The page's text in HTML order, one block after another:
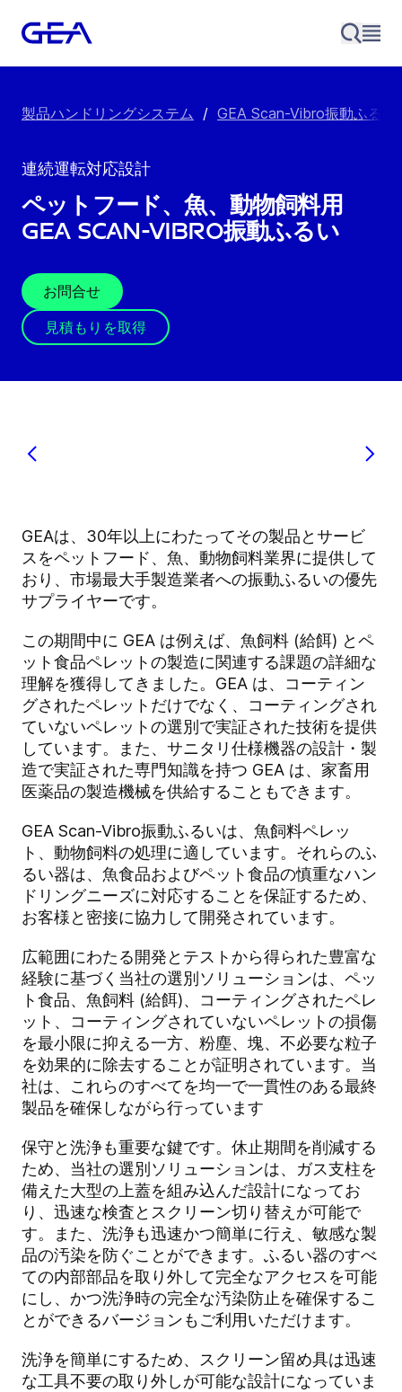
製品ハンドリングシステム / GEA Scan-Vibro振動ふるい
連続運転対応設計
ペットフード、魚、動物飼料用
GEA Scan-Vibro振動ふるい
お問合せ
見積もりを取得
GEAは、30年以上にわたってその製品とサービ
スをペットフード、魚、動物飼料業界に提供して
おり、市場最大手製造業者への振動ふるいの優先
サプライヤーです。
この期間中に GEA は例えば、魚飼料 (給餌) とペ
ット食品ペレットの製造に関連する課題の詳細な
理解を獲得してきました。GEA は、コーティン
グされたペレットだけでなく、コーティングされ
ていないペレットの選別で実証された技術を提供
しています。また、サニタリ仕様機器の設計・製
造で実証された専門知識を持つ GEA は、家畜用
医薬品の製造機械を供給することもできます。
GEA Scan-Vibro振動ふるいは、魚飼料ペレッ
ト、動物飼料の処理に適しています。それらのふ
るい器は、魚食品およびペット食品の慎重なハン
ドリングニーズに対応することを保証するため、
お客様と密接に協力して開発されています。
広範囲にわたる開発とテストから得られた豊富な
経験に基づく当社の選別ソリューションは、ペッ
ト食品、魚飼料 (給餌)、コーティングされたペレ
ット、コーティングされていないペレットの損傷
を最小限に抑える一方、粉塵、塊、不必要な粒子
を効果的に除去することが証明されています。当
社は、これらのすべてを均一で一貫性のある最終
製品を確保しながら行っています
保守と洗浄も重要な鍵です。休止期間を削減する
ため、当社の選別ソリューションは、ガス支柱を
備えた大型の上蓋を組み込んだ設計になってお
り、迅速な検査とスクリーン切り替えが可能で
す。また、洗浄も迅速かつ簡単に行え、敏感な製
品の汚染を防ぐことができます。ふるい器のすべ
ての内部部品を取り外して完全なアクセスを可能
にし、かつ洗浄時の完全な汚染防止を確保するこ
とができるバージョンもご利用いただけます。
洗浄を簡単にするため、スクリーン留め具は迅速
な工具不要の取り外しが可能な設計になっていま